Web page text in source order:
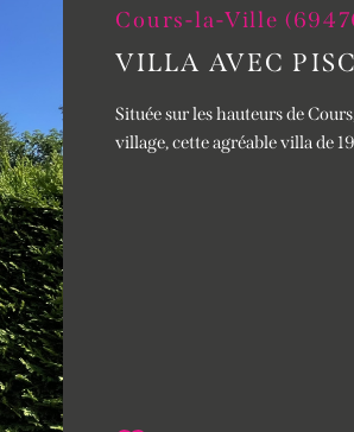
Cours-la-Ville
VILLA AVEC
Située sur les hauteurs de
village, cette agréable villa de